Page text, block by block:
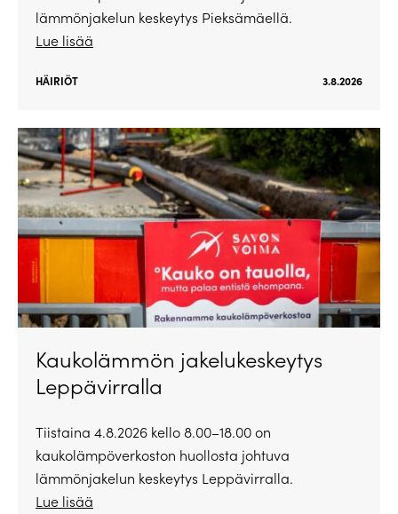
lämmönjakelun keskeytys Pieksämäellä.
Lue lisää
HÄIRIÖT 3.8.2026
Kaukolämmön jakelukeskeytys
Leppävirralla
Tiistaina 4.8.2026 kello 8.00–18.00 on
kaukolämpöverkoston huollosta johtuva
lämmönjakelun keskeytys Leppävirralla.
Lue lisää